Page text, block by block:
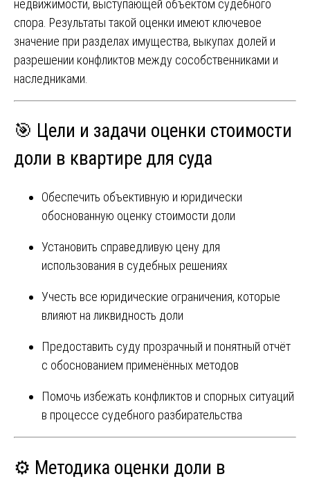
недвижимости, выступающей объектом судебного
спора. Результаты такой оценки имеют ключевое
значение при разделах имущества, выкупах долей и
разрешении конфликтов между сособственниками и
наследниками.
🎯 Цели и задачи оценки стоимости
доли в квартире для суда
Обеспечить объективную и юридически
обоснованную оценку стоимости доли
Установить справедливую цену для
использования в судебных решениях
Учесть все юридические ограничения, которые
влияют на ликвидность доли
Предоставить суду прозрачный и понятный отчёт
с обоснованием применённых методов
Помочь избежать конфликтов и спорных ситуаций
в процессе судебного разбирательства
⚙️ Методика оценки доли в